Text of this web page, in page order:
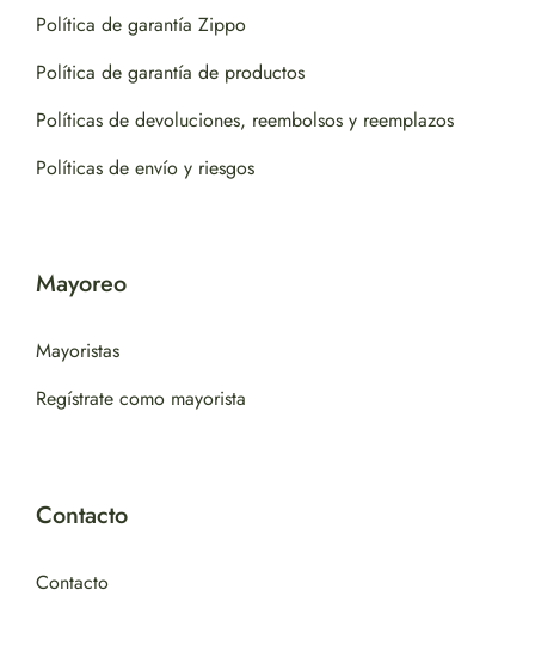
Política de garantía Zippo
Política de garantía de productos
Políticas de devoluciones, reembolsos y reemplazos
Políticas de envío y riesgos
Mayoreo
Mayoristas
Regístrate como mayorista
Contacto
Contacto